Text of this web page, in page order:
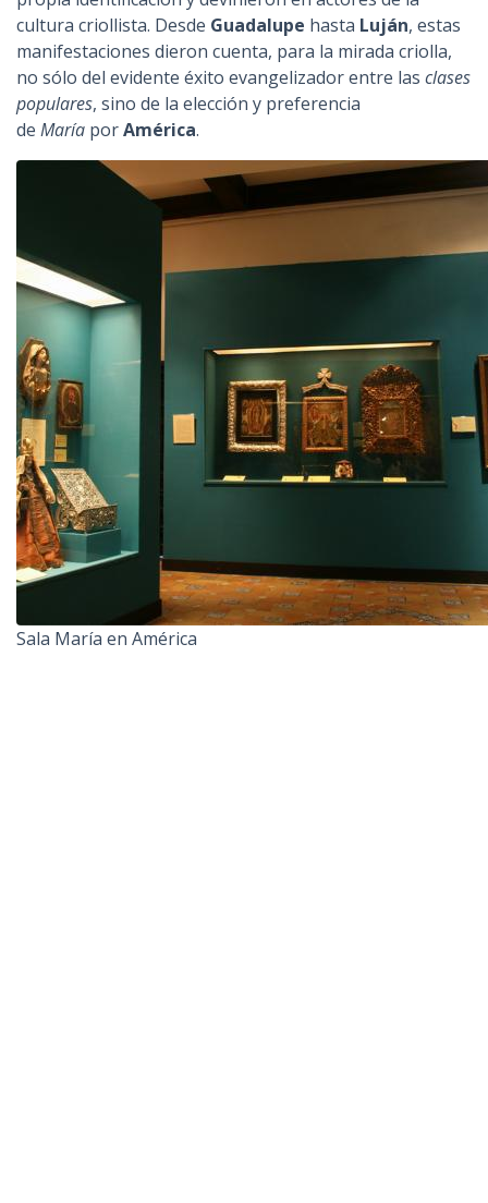
cultura criollista. Desde Guadalupe hasta Luján, estas
manifestaciones dieron cuenta, para la mirada criolla,
no sólo del evidente éxito evangelizador entre las clases
populares, sino de la elección y preferencia
de María porAmérica.
Sala María en América